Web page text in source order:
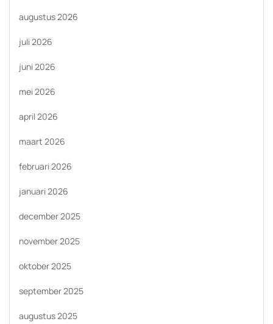
augustus 2026
juli 2026
juni 2026
mei 2026
april 2026
maart 2026
februari 2026
januari 2026
december 2025
november 2025
oktober 2025
september 2025
augustus 2025